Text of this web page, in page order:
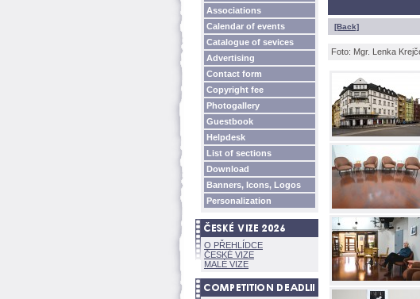
Associations
Calendar of events
Catalogue of sevices
Advertising
Contact form
Copyright fee
Photogallery
Guestbook
Helpdesk
List of sections
Download
Banners, Icons, Logos
Personalization
O PŘEHLÍDCE
ČESKÉ VIZE
MALÉ VIZE
[Back]
Foto: Mgr. Lenka